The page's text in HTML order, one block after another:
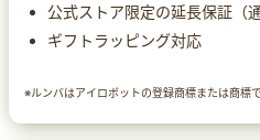
公式ストア限定の延長保証（
ギフトラッピング対応
※ルンバはアイロボットの登録商標または商標で